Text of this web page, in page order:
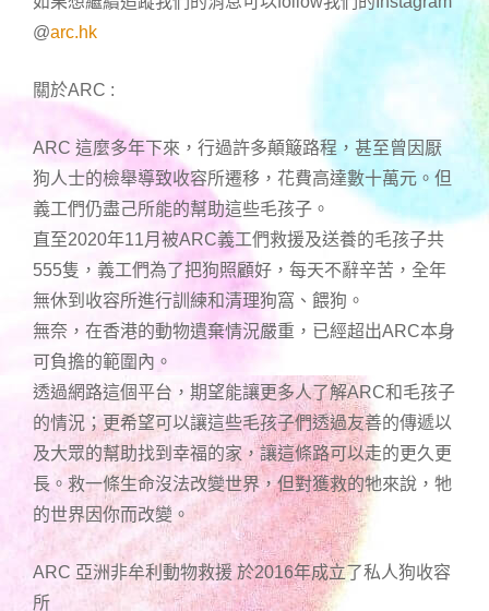
@arc.hk
關於ARC :
ARC 這麼多年下來，行過許多顛簸路程，甚至曾因厭
狗人士的檢舉導致收容所遷移，花費高達數十萬元。但
義工們仍盡己所能的幫助這些毛孩子。
直至2020年11月被ARC義工們救援及送養的毛孩子共
555隻，義工們為了把狗照顧好，每天不辭辛苦，全年
無休到收容所進行訓練和清理狗窩、餵狗。
無奈，在香港的動物遺棄情況嚴重，已經超出ARC本身
可負擔的範圍內。
透過網路這個平台，期望能讓更多人了解ARC和毛孩子
的情況；更希望可以讓這些毛孩子們透過友善的傳遞以
及大眾的幫助找到幸福的家，讓這條路可以走的更久更
長。救一條生命沒法改變世界，但對獲救的牠來說，牠
的世界因你而改變。
ARC 亞洲非牟利動物救援 於2016年成立了私人狗收容
所